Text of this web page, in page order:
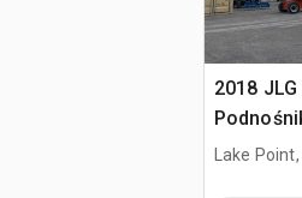
2018
Lake Point,